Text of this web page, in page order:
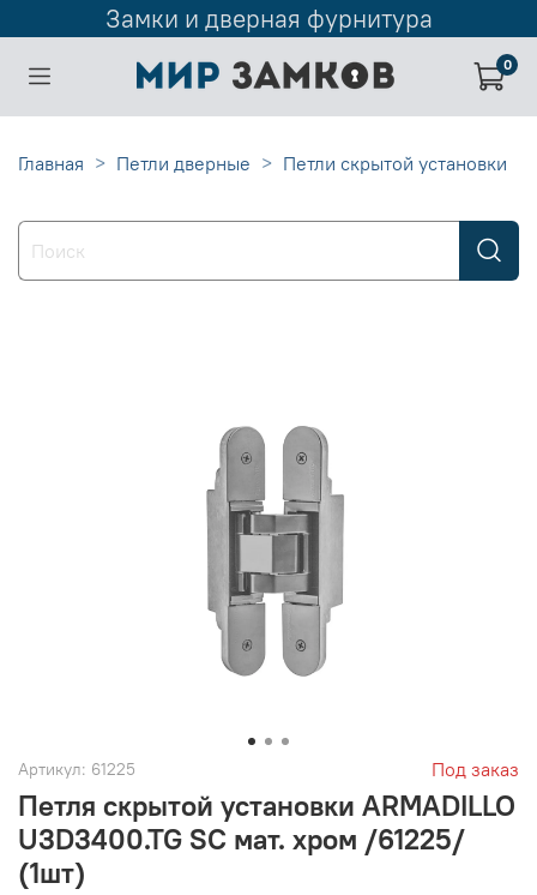
Замки и дверная фурнитура
0
Главная Петли дверные Петли скрытой установки
Артикул: 61225 Под заказ
Петля скрытой установки ARMADILLO
U3D3400.TG SC мат. хром /61225/
(1шт)